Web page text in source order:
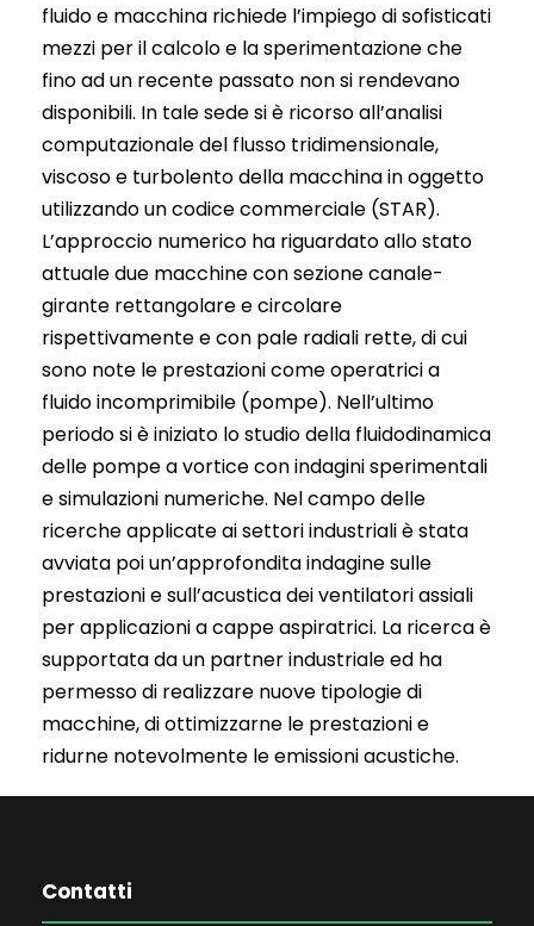
fluido e macchina richiede l’impiego di sofisticati
mezzi per il calcolo e la sperimentazione che
fino ad un recente passato non si rendevano
disponibili. In tale sede si è ricorso all’analisi
computazionale del flusso tridimensionale,
viscoso e turbolento della macchina in oggetto
utilizzando un codice commerciale (STAR).
L’approccio numerico ha riguardato allo stato
attuale due macchine con sezione canale-
girante rettangolare e circolare
rispettivamente e con pale radiali rette, di cui
sono note le prestazioni come operatrici a
fluido incomprimibile (pompe). Nell’ultimo
periodo si è iniziato lo studio della fluidodinamica
delle pompe a vortice con indagini sperimentali
e simulazioni numeriche. Nel campo delle
ricerche applicate ai settori industriali è stata
avviata poi un’approfondita indagine sulle
prestazioni e sull’acustica dei ventilatori assiali
per applicazioni a cappe aspiratrici. La ricerca è
supportata da un partner industriale ed ha
permesso di realizzare nuove tipologie di
macchine, di ottimizzarne le prestazioni e
ridurne notevolmente le emissioni acustiche.
Contatti